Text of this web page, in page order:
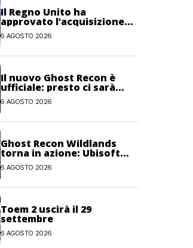
Il Regno Unito ha
approvato l’acquisizione
Paramount-Warner Bros
Discovery
6 AGOSTO 2026
Il nuovo Ghost Recon è
ufficiale: presto ci sarà
anche una fase di test
6 AGOSTO 2026
Ghost Recon Wildlands
torna in azione: Ubisoft
lancia il maxi
aggiornamento gratuito
6 AGOSTO 2026
Toem 2 uscirà il 29
settembre
6 AGOSTO 2026